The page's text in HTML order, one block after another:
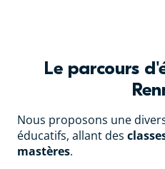
Le parcours
Nous proposons une
éducatifs, allant des
mastères.